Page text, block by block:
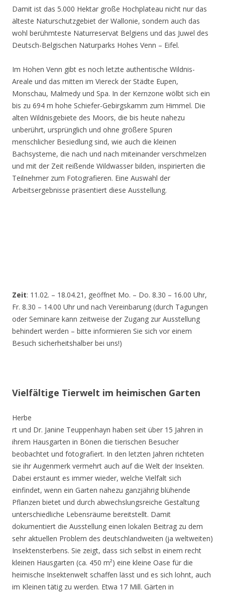
Damit ist das 5.000 Hektar große Hochplateau nicht nur das
älteste Naturschutzgebiet der Wallonie, sondern auch das
wohl berühmteste Naturreservat Belgiens und das Juwel des
Deutsch-Belgischen Naturparks Hohes Venn – Eifel.
Im Hohen Venn gibt es noch letzte authentische Wildnis-
Areale und das mitten im Viereck der Städte Eupen,
Monschau, Malmedy und Spa. In der Kernzone wölbt sich ein
bis zu 694 m hohe Schiefer-Gebirgskamm zum Himmel. Die
alten Wildnisgebiete des Moors, die bis heute nahezu
unberührt, ursprünglich und ohne größere Spuren
menschlicher Besiedlung sind, wie auch die kleinen
Bachsysteme, die nach und nach miteinander verschmelzen
und mit der Zeit reißende Wildwasser bilden, inspirierten die
Teilnehmer zum Fotografieren. Eine Auswahl der
Arbeitsergebnisse präsentiert diese Ausstellung.
Zeit: 11.02. – 18.04.21, geöffnet Mo. – Do. 8.30 – 16.00 Uhr,
Fr. 8.30 – 14.00 Uhr und nach Vereinbarung (durch Tagungen
oder Seminare kann zeitweise der Zugang zur Ausstellung
behindert werden – bitte informieren Sie sich vor einem
Besuch sicherheitshalber bei uns!)
Vielfältige Tierwelt im heimischen Garten
Herbe
rt und Dr. Janine Teuppenhayn haben seit über 15 Jahren in
ihrem Hausgarten in Bönen die tierischen Besucher
beobachtet und fotografiert. In den letzten Jahren richteten
sie ihr Augenmerk vermehrt auch auf die Welt der Insekten.
Dabei erstaunt es immer wieder, welche Vielfalt sich
einfindet, wenn ein Garten nahezu ganzjährig blühende
Pflanzen bietet und durch abwechslungsreiche Gestaltung
unterschiedliche Lebensräume bereitstellt. Damit
dokumentiert die Ausstellung einen lokalen Beitrag zu dem
sehr aktuellen Problem des deutschlandweiten (ja weltweiten)
Insektensterbens. Sie zeigt, dass sich selbst in einem recht
kleinen Hausgarten (ca. 450 m²) eine kleine Oase für die
heimische Insektenwelt schaffen lässt und es sich lohnt, auch
im Kleinen tätig zu werden. Etwa 17 Mill. Gärten in